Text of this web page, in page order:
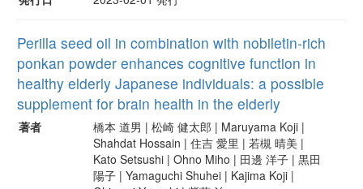
Perilla seed oil in combination with nobiletin-rich
ponkan powder enhances cognitive function in
healthy elderly Japanese individuals: a possible
supplement for brain health in the elderly
著者
橋本 道男 | 松崎 健太郎 | Maruyama Koji |
Shahdat Hossain | 住吉 愛里 | 若槻 晴美 |
Kato Setsushi | Ohno Miho | 田邊 洋子 | 黒田
陽子 | Yamaguchi Shuhei | Kajima Koji |